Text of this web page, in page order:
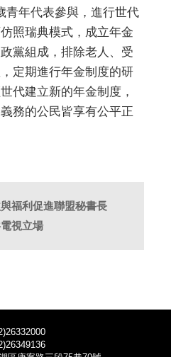
青年代表參與，進行世代
照瑞典模式，成立年金
黨組成，排除老人、受
定期進行年金制度的研
代建立新的年金制度，
務的公民皆享有公平正
福利促進聯盟秘書長
視立場